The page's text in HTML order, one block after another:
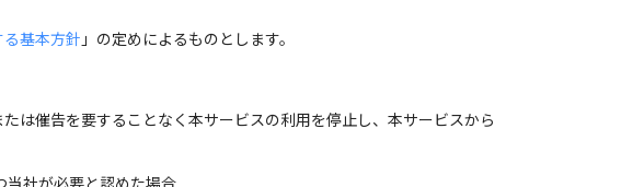
基本方針 」の定めによるものとします。
は催告を要することなく本サービスの利用を停止し、本サービスから
当社が必要と認めた場合